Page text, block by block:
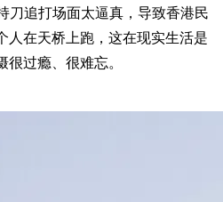
刀追打场面太逼真，导致香港民
人在天桥上跑，这在现实生活是
很过瘾、很难忘。